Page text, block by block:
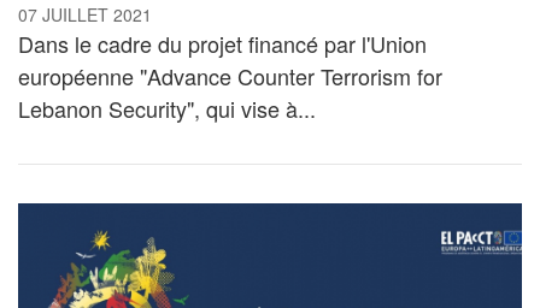
07 JUILLET 2021
Dans le cadre du projet financé par l'Union
européenne "Advance Counter Terrorism for
Lebanon Security", qui vise à...